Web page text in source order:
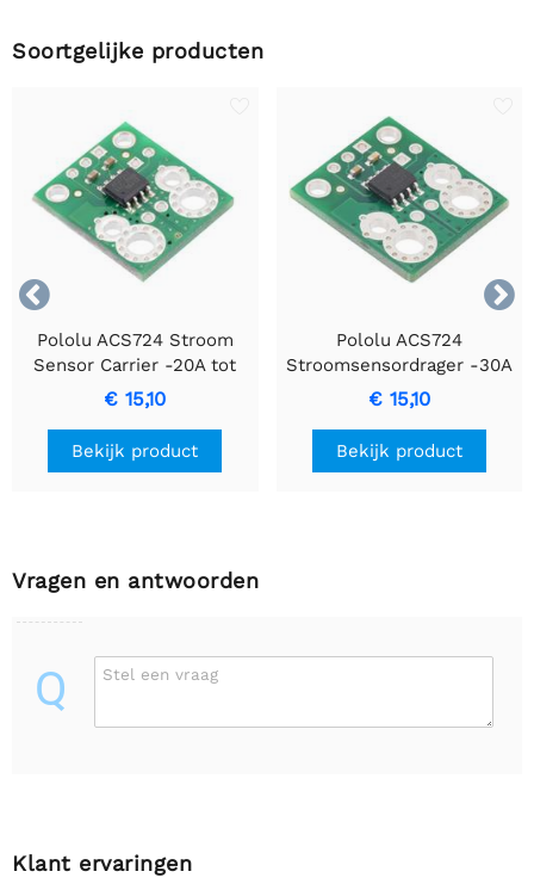
Soortgelijke producten


Pololu ACS724 Stroom
Sensor Carrier -20A tot
+20A
€ 15,10
Bekijk product
Pololu ACS724
Stroomsensordrager -30A
tot +30A
€ 15,10
Bekijk product
Vragen en antwoorden
Q Stel een vraag
Klant ervaringen